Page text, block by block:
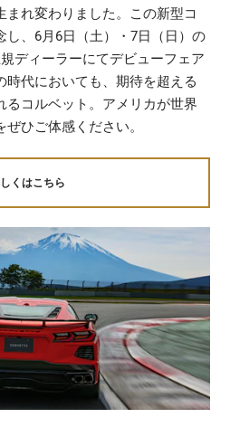
れ変わりました。この新型コ
し、6月6日（土）・7日（日）の
ディーラーにてデビューフェア
時代においても、期待を超える
るコルベット。アメリカが世界
ひご体感ください。
くはこちら